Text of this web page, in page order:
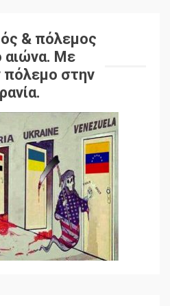
& πόλεμος
αιώνα. Mε
στην